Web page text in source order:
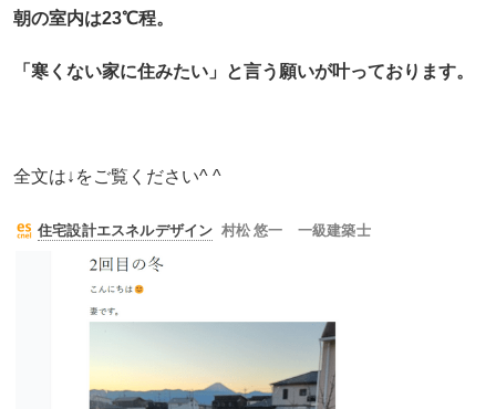
朝の室内は23℃程。
「寒くない家に住みたい」と言う願いが叶っております。
全文は↓をご覧ください^ ^